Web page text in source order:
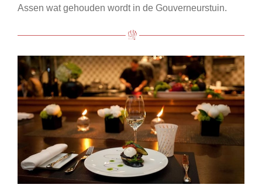
Assen wat gehouden wordt in de Gouverneurstuin.